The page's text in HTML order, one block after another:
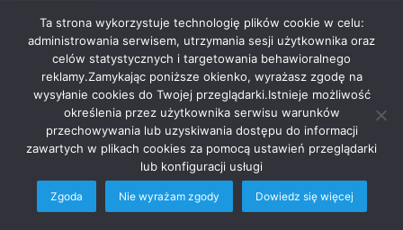
Ta strona wykorzystuje technologię plików cookie w celu:
administrowania serwisem, utrzymania sesji użytkownika oraz
celów statystycznych i targetowania behawioralnego
reklamy.Zamykając poniższe okienko, wyrażasz zgodę na
wysyłanie cookies do Twojej przeglądarki.Istnieje możliwość
określenia przez użytkownika serwisu warunków
przechowywania lub uzyskiwania dostępu do informacji
zawartych w plikach cookies za pomocą ustawień przeglądarki
lub konfiguracji usługi
Zgoda Nie wyrażam zgody Dowiedz się więcej